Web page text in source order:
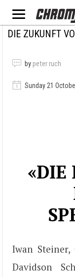
DIE ZUKUNFT
by peter ruch
Sunday 21
«DIE
Iwan
Davidson